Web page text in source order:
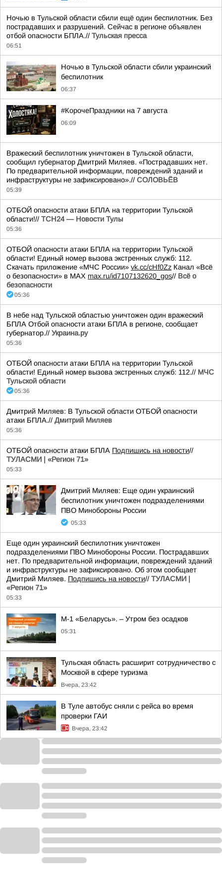
Ночью в Тульской области сбили ещё один беспилотник. Без
пострадавших и разрушений. Сейчас в регионе объявлен
отбой опасности БПЛА.// Тульская пресса
06:51
Ночью в Тульской области сбили украинский
беспилотник
06:37
#КорочеПраздники на 7 августа
06:09
Вражеский беспилотник уничтожен в Тульской области,
сообщил губернатор Дмитрий Миляев. «Пострадавших нет.
По предварительной информации, повреждений зданий и
инфраструктуры не зафиксировано».// СОЛОВЬЁВ
05:39
ОТБОЙ опасности атаки БПЛА на территории Тульской
области!// ТСН24 — Новости Тулы
05:36
ОТБОЙ опасности атаки БПЛА на территории Тульской
области! Единый номер вызова экстренных служб: 112.
Скачать приложение «МЧС России» vk.cc/cHf0Zz Канал «Всё
о безопасности» в МАХ max.ru/id7107132620_gos// Всё о
безопасности
05:36
В небе над Тульской областью уничтожен один вражеский
БПЛА Отбой опасности атаки БПЛА в регионе, сообщает
губернатор.// Украина.ру
05:36
ОТБОЙ опасности атаки БПЛА на территории Тульской
области! Единый номер вызова экстренных служб: 112.// МЧС
Тульской области
05:36
Дмитрий Миляев: В Тульской области ОТБОЙ опасности
атаки БПЛА.// Дмитрий Миляев
05:36
ОТБОЙ опасности атаки БПЛА Подпишись на новости//
ТУЛАСМИ | «Регион 71»
05:33
Дмитрий Миляев: Еще один украинский
беспилотник уничтожен подразделениями
ПВО Минобороны России
05:33
Еще один украинский беспилотник уничтожен
подразделениями ПВО Минобороны России. Пострадавших
нет. По предварительной информации, повреждений зданий
и инфраструктуры не зафиксировано. Об этом сообщает
Дмитрий Миляев. Подпишись на новости// ТУЛАСМИ |
«Регион 71»
05:33
М-1 «Беларусь». – Утром без осадков
05:31
Тульская область расширит сотрудничество с
Москвой в сфере туризма
Вчера, 23:42
В Туле автобус сняли с рейса во время
проверки ГАИ
Вчера, 23:42